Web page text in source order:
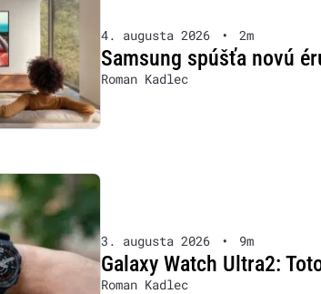
4. augusta 2026 • 2m
Samsung spúšťa novú
Roman Kadlec
3. augusta 2026 • 9m
Galaxy Watch Ultra2:
Roman Kadlec